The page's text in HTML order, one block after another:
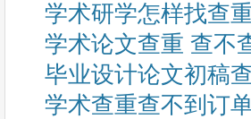
学术研学怎样找查
学术论文查重 查不
毕业设计论文初稿
学术查重查不到订